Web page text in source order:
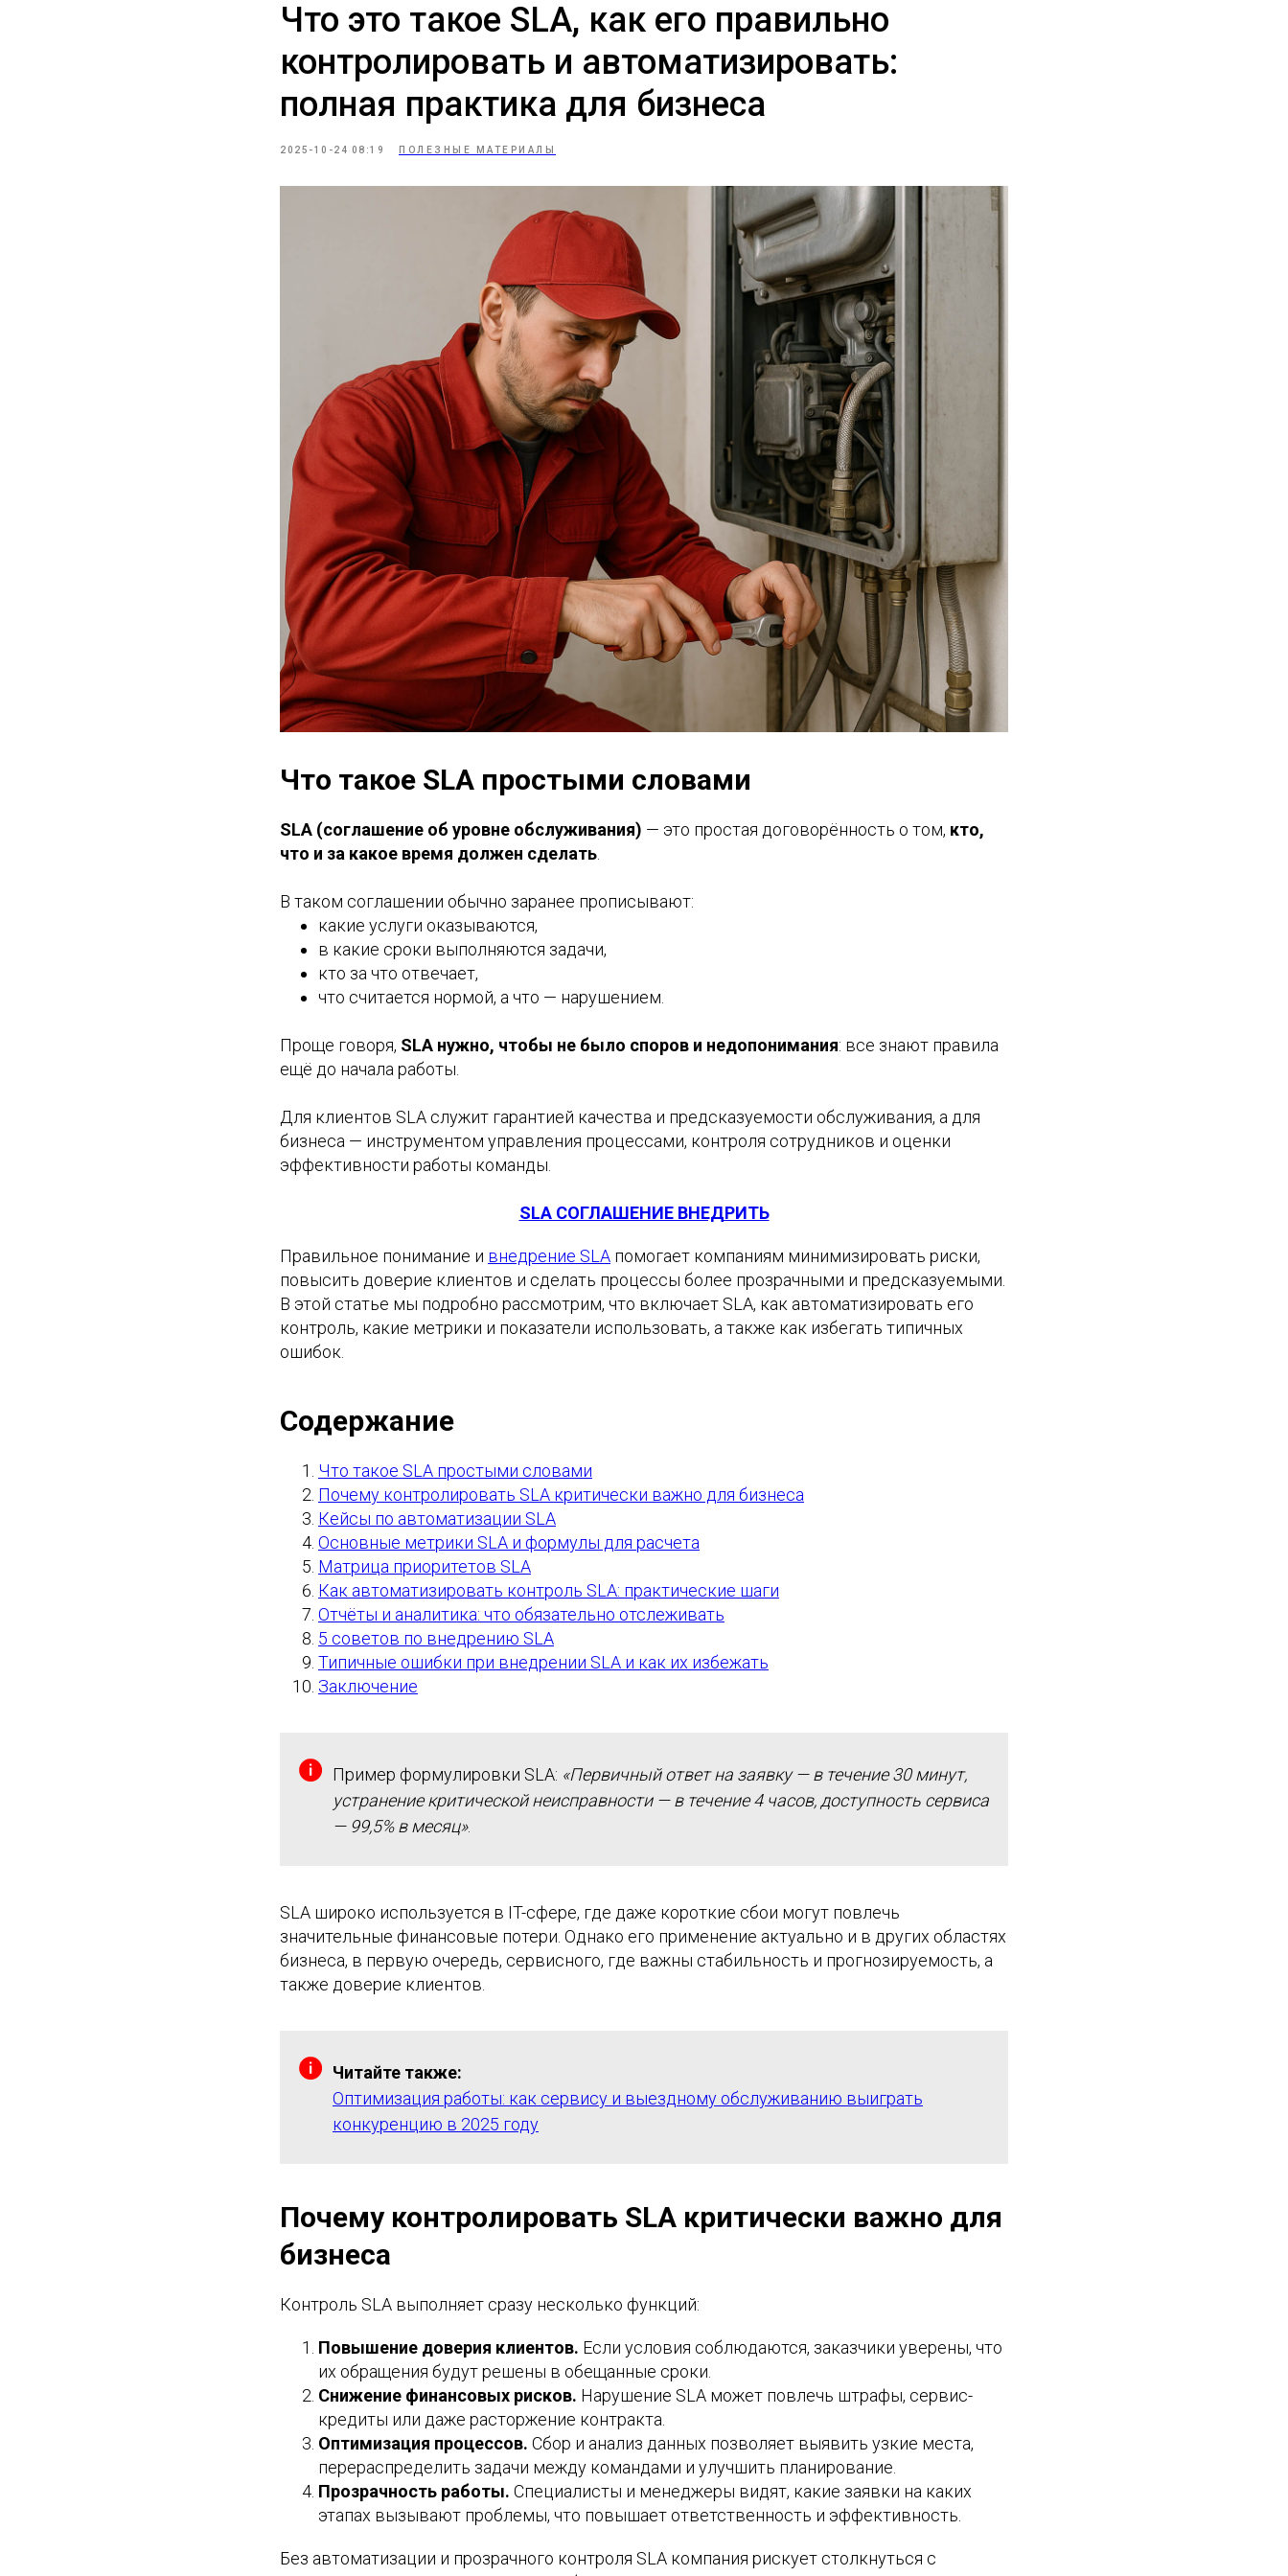
Что это такое SLA, как его правильно
контролировать и автоматизировать:
полная практика для бизнеса
2025-10-24 08:19 ПОЛЕЗНЫЕ МАТЕРИАЛЫ
Что такое SLA простыми словами
SLA (соглашение об уровне обслуживания) — это простая договорённость о том, кто,
что и за какое время должен сделать.
В таком соглашении обычно заранее прописывают:
какие услуги оказываются,
в какие сроки выполняются задачи,
кто за что отвечает,
что считается нормой, а что — нарушением.
Проще говоря, SLA нужно, чтобы не было споров и недопонимания: все знают правила
ещё до начала работы.
Для клиентов SLA служит гарантией качества и предсказуемости обслуживания, а для
бизнеса — инструментом управления процессами, контроля сотрудников и оценки
эффективности работы команды.
SLA СОГЛАШЕНИЕ ВНЕДРИТЬ
Правильное понимание и внедрение SLA помогает компаниям минимизировать риски,
повысить доверие клиентов и сделать процессы более прозрачными и предсказуемыми.
В этой статье мы подробно рассмотрим, что включает SLA, как автоматизировать его
контроль, какие метрики и показатели использовать, а также как избегать типичных
ошибок.
Содержание
Что такое SLA простыми словами
Почему контролировать SLA критически важно для бизнеса
Кейсы по автоматизации SLA
Основные метрики SLA и формулы для расчета
Матрица приоритетов SLA
Как автоматизировать контроль SLA: практические шаги
Отчёты и аналитика: что обязательно отслеживать
5 советов по внедрению SLA
Типичные ошибки при внедрении SLA и как их избежать
Заключение
Пример формулировки SLA: «Первичный ответ на заявку — в течение 30 минут,
устранение критической неисправности — в течение 4 часов, доступность сервиса
— 99,5% в месяц».
SLA широко используется в IT-сфере, где даже короткие сбои могут повлечь
значительные финансовые потери. Однако его применение актуально и в других областях
бизнеса, в первую очередь, сервисного, где важны стабильность и прогнозируемость, а
также доверие клиентов.
Читайте также:
Оптимизация работы: как сервису и выездному обслуживанию выиграть
конкуренцию в 2025 году
Почему контролировать SLA критически важно для
бизнеса
Контроль SLA выполняет сразу несколько функций:
Повышение доверия клиентов. Если условия соблюдаются, заказчики уверены, что
их обращения будут решены в обещанные сроки.
Снижение финансовых рисков. Нарушение SLA может повлечь штрафы, сервис-
кредиты или даже расторжение контракта.
Оптимизация процессов. Сбор и анализ данных позволяет выявить узкие места,
перераспределить задачи между командами и улучшить планирование.
Прозрачность работы. Специалисты и менеджеры видят, какие заявки на каких
этапах вызывают проблемы, что повышает ответственность и эффективность.
Без автоматизации и прозрачного контроля SLA компания рискует столкнуться с